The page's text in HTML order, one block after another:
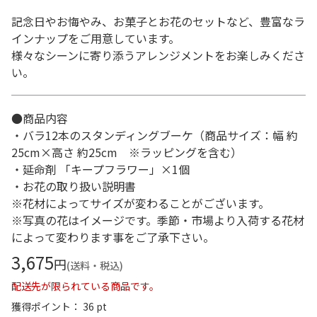
記念日やお悔やみ、お菓子とお花のセットなど、豊富なラ
インナップをご用意しています。
様々なシーンに寄り添うアレンジメントをお楽しみくださ
い。
●商品内容
・バラ12本のスタンディングブーケ（商品サイズ：幅 約
25cm×高さ 約25cm ※ラッピングを含む）
・延命剤 「キープフラワー」×1個
・お花の取り扱い説明書
※花材によってサイズが変わることがございます。
※写真の花はイメージです。季節・市場より入荷する花材
によって変わります事をご了承下さい。
3,675円(送料・税込)
配送先が限られている商品です。
獲得ポイント： 36 pt